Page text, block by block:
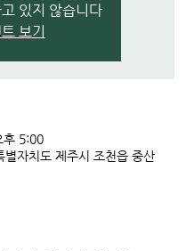
있지 않습니다
보기
후 5:00
별자치도 제주시 조천읍 중산